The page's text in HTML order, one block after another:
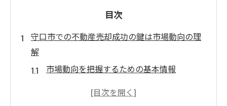
目次
守口市での不動産売却成功の鍵は市場動向の理
解
市場動向を把握するための基本情報
守口市の不動産市場の過去と現在